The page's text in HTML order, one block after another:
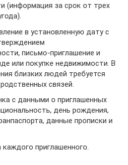
(информация за срок от трех
в установленную дату с
письмо-приглашение и
или покупке недвижимости. В
близких людей требуется
связей.
с данными о приглашенных
день рождения,
данные прописки и
приглашенного.